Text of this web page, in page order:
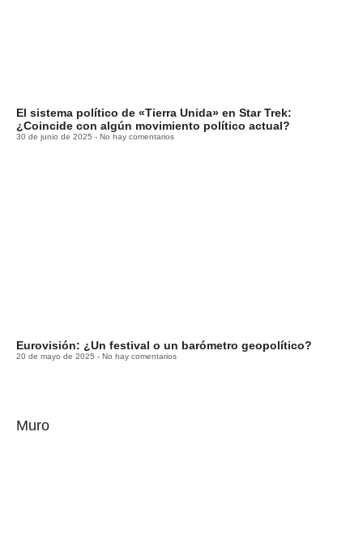
El sistema político de «Tierra Unida» en Star Trek:
¿Coincide con algún movimiento político actual?
30 de junio de 2025 No hay comentarios
Eurovisión: ¿Un festival o un barómetro geopolítico?
20 de mayo de 2025 No hay comentarios
Muro